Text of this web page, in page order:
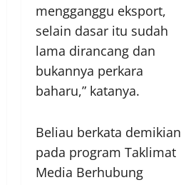
mengganggu eksport,
selain dasar itu sudah
lama dirancang dan
bukannya perkara
baharu,” katanya.
Beliau berkata demikian
pada program Taklimat
Media Berhubung